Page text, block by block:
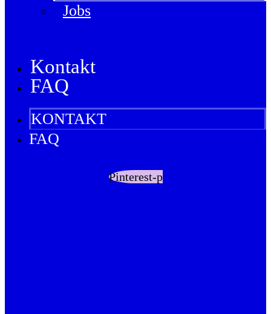
Jobs
Kontakt
FAQ
KONTAKT
FAQ
Pinterest-p